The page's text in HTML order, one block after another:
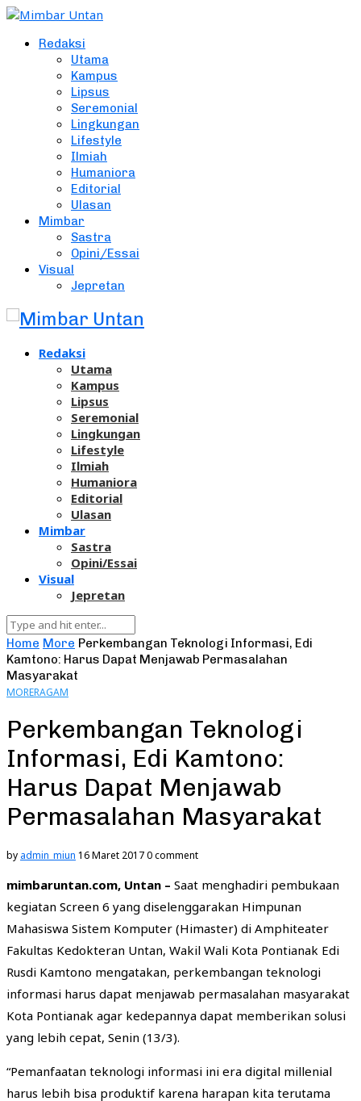
Redaksi
Utama
Kampus
Lipsus
Seremonial
Lingkungan
Lifestyle
Ilmiah
Humaniora
Editorial
Ulasan
Mimbar
Sastra
Opini/Essai
Visual
Jepretan
Redaksi
Utama
Kampus
Lipsus
Seremonial
Lingkungan
Lifestyle
Ilmiah
Humaniora
Editorial
Ulasan
Mimbar
Sastra
Opini/Essai
Visual
Jepretan
Home More Perkembangan Teknologi Informasi, Edi
Kamtono: Harus Dapat Menjawab Permasalahan
Masyarakat
MORERAGAM
Perkembangan Teknologi
Informasi, Edi Kamtono:
Harus Dapat Menjawab
Permasalahan Masyarakat
by admin_miun 16 Maret 20170 comment
mimbaruntan.com, Untan – Saat menghadiri pembukaan
kegiatan Screen 6 yang diselenggarakan Himpunan
Mahasiswa Sistem Komputer (Himaster) di Amphiteater
Fakultas Kedokteran Untan, Wakil Wali Kota Pontianak Edi
Rusdi Kamtono mengatakan, perkembangan teknologi
informasi harus dapat menjawab permasalahan masyarakat
Kota Pontianak agar kedepannya dapat memberikan solusi
yang lebih cepat, Senin (13/3).
“Pemanfaatan teknologi informasi ini era digital millenial
harus lebih bisa produktif karena harapan kita terutama